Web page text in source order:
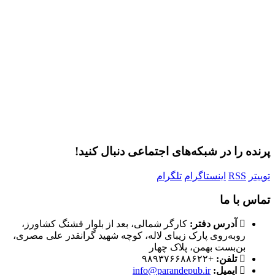
پرنده را در شبکه‌های اجتماعی دنبال کنید!
توییتر RSS اینستاگرام تلگرام
تماس با ما
آدرس دفتر: کارگر شمالی، بعد از بلوار قشنگ کشاورز،
روبه‌روی پارک زیبای لاله، کوچه شهید گرانقدر علی مصری،
بن‌بست بهمن، پلاک چهار
تلفن: +۹۸۹۳۷۶۶۸۸۶۲۲
ایمیل: info@parandepub.ir